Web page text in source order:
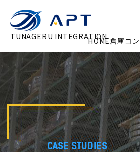
TUNAGERU INTEGRATION
HOME倉庫コ
CASE STUDIES